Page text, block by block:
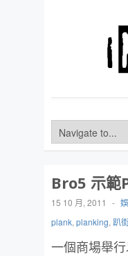
Bro5 示
15 10 月, 2011 -
plank, planking, 趴
一個商場舉